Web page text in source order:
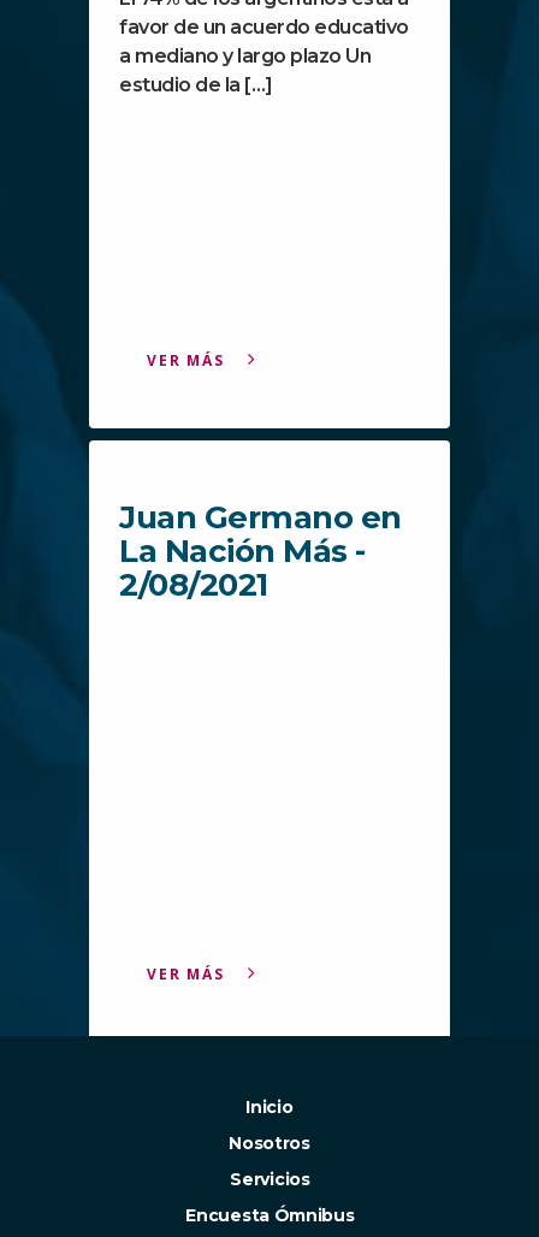
favor de un acuerdo educativo
a mediano y largo plazo Un
estudio de la […]
VER MÁS
Juan Germano en
La Nación Más -
2/08/2021
VER MÁS
Inicio
Nosotros
Servicios
Encuesta Ómnibus